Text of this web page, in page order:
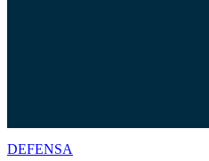
DEFENSA